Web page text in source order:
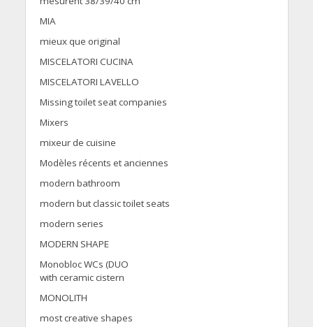
MIA
mieux que original
MISCELATORI CUCINA
MISCELATORI LAVELLO
Missing toilet seat companies
Mixers
mixeur de cuisine
Modèles récents et anciennes
modern bathroom
modern but classic toilet seats
modern series
MODERN SHAPE
Monobloc WCs (DUO
with ceramic cistern
MONOLITH
most creative shapes